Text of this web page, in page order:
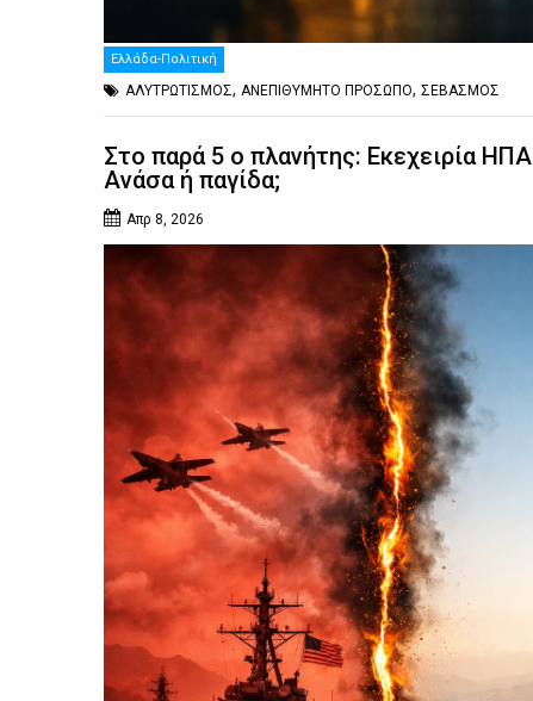
Ελλάδα-Πολιτική
ΑΛΥΤΡΩΤΙΣΜΟΣ, ΑΝΕΠΙΘΥΜΗΤΟ ΠΡΟΣΩΠΟ, ΣΕΒΑΣΜΟΣ
Στο παρά 5 ο πλανήτης: Εκεχειρία
Ανάσα ή παγίδα;
Απρ 8, 2026